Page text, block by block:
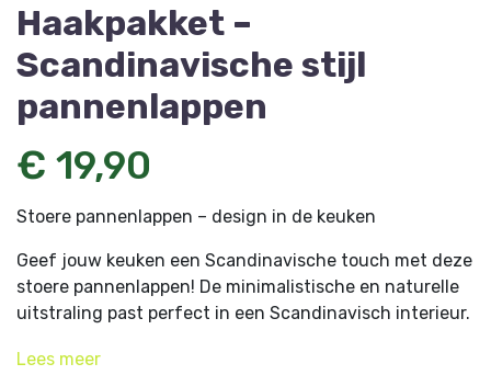
Haakpakket –
Scandinavische stijl
pannenlappen
€ 19,90
Stoere pannenlappen – design in de keuken
Geef jouw keuken een Scandinavische touch met deze
stoere pannenlappen! De minimalistische en naturelle
uitstraling past perfect in een Scandinavisch interieur.
geweldig, ze zijn ook nog eens ontzettend handig in
Lees meer